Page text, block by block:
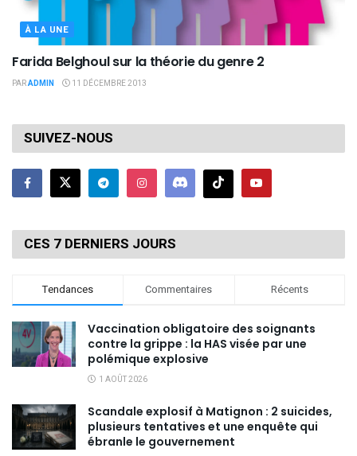
À LA UNE
Farida Belghoul sur la théorie du genre 2
PARADMIN 11 DÉCEMBRE 2013
SUIVEZ-NOUS
CES 7 DERNIERS JOURS
Tendances Commentaires Récents
Vaccination obligatoire des soignants
contre la grippe : la HAS visée par une
polémique explosive
1 AOÛT 2026
Scandale explosif à Matignon : 2 suicides,
plusieurs tentatives et une enquête qui
ébranle le gouvernement